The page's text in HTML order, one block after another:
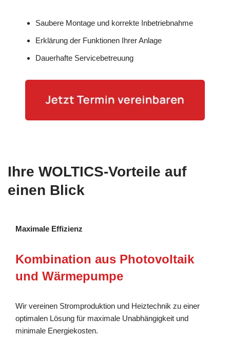
Saubere Montage und korrekte Inbetriebnahme
Erklärung der Funktionen Ihrer Anlage
Dauerhafte Servicebetreuung
Ihre WOLTICS-Vorteile auf
einen Blick
Maximale Effizienz
Kombination aus Photovoltaik
und Wärmepumpe
Wir vereinen Stromproduktion und Heiztechnik zu einer
optimalen Lösung für maximale Unabhängigkeit und
minimale Energiekosten.